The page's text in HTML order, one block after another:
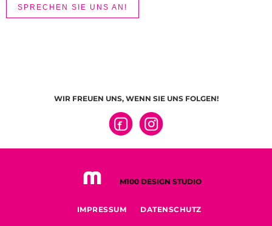
SPRECHEN SIE UNS AN!
WIR FREUEN UNS, WENN SIE UNS FOLGEN!
M100 DESIGN STUDIO
IMPRESSUM DATENSCHUTZ